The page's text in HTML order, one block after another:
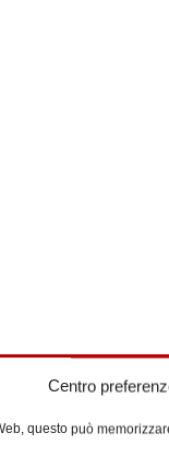
Centro
questo può